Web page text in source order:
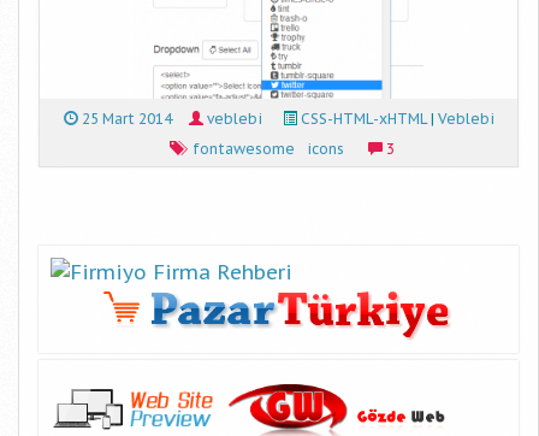
25 Mart 2014 veblebi CSS-HTML-xHTML| Veblebi
fontawesome
icons 3